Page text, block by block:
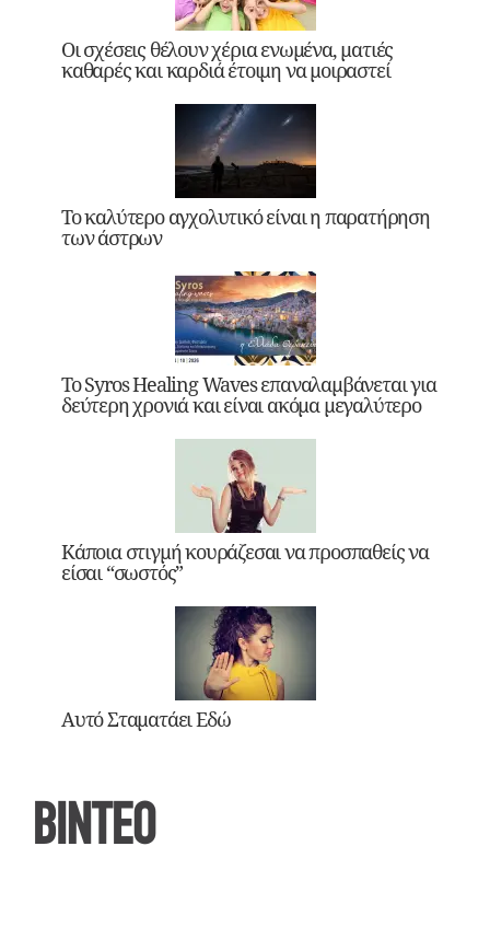
Οι σχέσεις θέλουν χέρια ενωμένα, ματιές
καθαρές και καρδιά έτοιμη να μοιραστεί
Το καλύτερο αγχολυτικό είναι η παρατήρηση
των άστρων
Το Syros Healing Waves επαναλαμβάνεται για
δεύτερη χρονιά και είναι ακόμα μεγαλύτερο
Κάποια στιγμή κουράζεσαι να προσπαθείς να
είσαι “σωστός”
Αυτό Σταματάει Εδώ
ΒΙΝΤΕΟ